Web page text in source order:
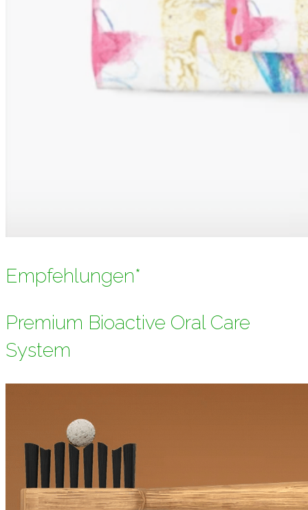
Empfehlungen*
Premium Bioactive Oral Care
System